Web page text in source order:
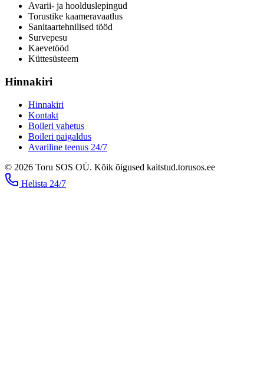
Avarii- ja hoolduslepingud
Torustike kaameravaatlus
Sanitaartehnilised tööd
Survepesu
Kaevetööd
​Küttesüsteem
Hinnakiri
Hinnakiri
Kontakt
Boileri vahetus
Boileri paigaldus
Avariline teenus 24/7
© 2026 Toru SOS OÜ. Kõik õigused kaitstud.torusos.ee
Helista 24/7